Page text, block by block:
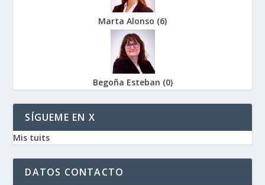
Marta Alonso (6)
Begoña Esteban (0)
SÍGUEME EN X
Mis tuits
DATOS CONTACTO